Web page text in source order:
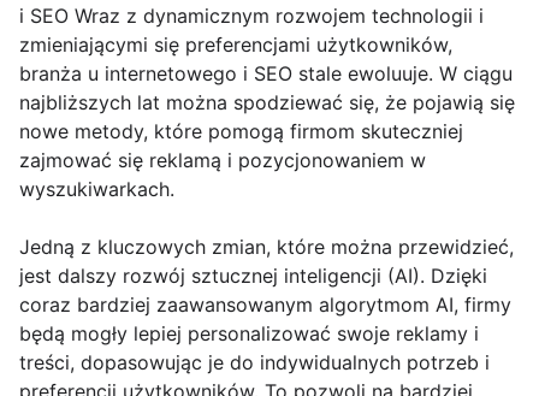
i SEO Wraz z dynamicznym rozwojem technologii i
zmieniającymi się preferencjami użytkowników,
branża u internetowego i SEO stale ewoluuje. W ciągu
najbliższych lat można spodziewać się, że pojawią się
nowe metody, które pomogą firmom skuteczniej
zajmować się reklamą i pozycjonowaniem w
wyszukiwarkach.
Jedną z kluczowych zmian, które można przewidzieć,
jest dalszy rozwój sztucznej inteligencji (AI). Dzięki
coraz bardziej zaawansowanym algorytmom AI, firmy
będą mogły lepiej personalizować swoje reklamy i
treści, dopasowując je do indywidualnych potrzeb i
preferencji użytkowników. To pozwoli na bardziej